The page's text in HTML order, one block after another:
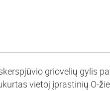
griovelių gylis
vietoj įprastinių O-